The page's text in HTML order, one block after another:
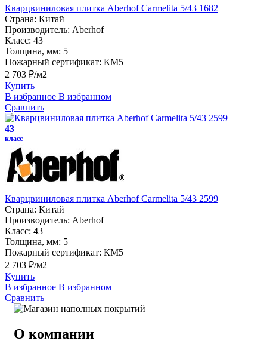
Кварцвиниловая плитка Aberhof Carmelita 5/43 1682
Страна: Китай
Производитель: Aberhof
Класс: 43
Толщина, мм: 5
Пожарный сертификат: КМ5
2 703 ₽/м2
Купить
В избранное В избранном
Сравнить
43
класс
Кварцвиниловая плитка Aberhof Carmelita 5/43 2599
Страна: Китай
Производитель: Aberhof
Класс: 43
Толщина, мм: 5
Пожарный сертификат: КМ5
2 703 ₽/м2
Купить
В избранное В избранном
Сравнить
О компании